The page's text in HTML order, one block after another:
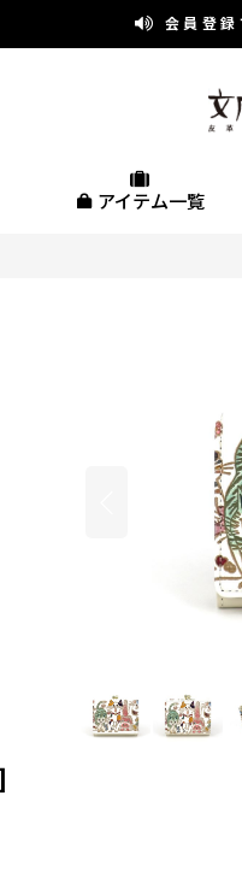
会員登録
アイテム一覧